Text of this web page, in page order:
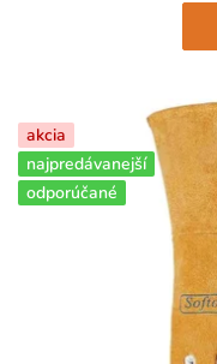
akcia
najpredávanejší
odporúčané